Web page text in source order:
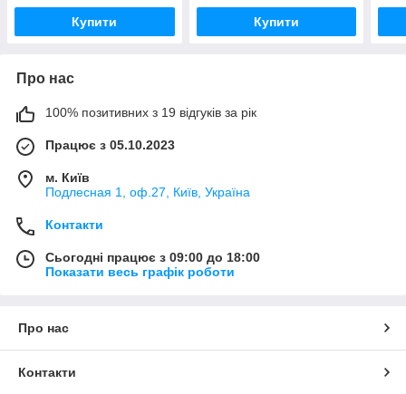
Купити Купити
Про нас
100% позитивних з 19 відгуків за рік
Працює з 05.10.2023
м. Київ
Подлесная 1, оф.27, Київ, Україна
Контакти
Сьогодні працює з 09:00 до 18:00
Показати весь графік роботи
Про нас
Контакти